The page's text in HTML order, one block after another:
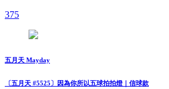
375
五月天 Mayday
〔五月天 #5525〕因為你所以五球拍拍燈｜信球款